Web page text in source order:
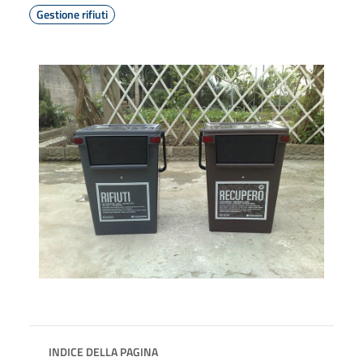
Gestione rifiuti
INDICE DELLA PAGINA